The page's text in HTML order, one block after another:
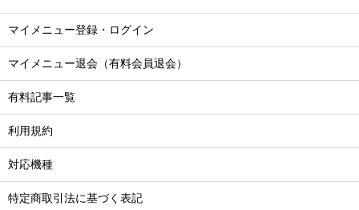
マイメニュー登録・ログイン
マイメニュー退会（有料会員退会）
有料記事一覧
利用規約
対応機種
特定商取引法に基づく表記